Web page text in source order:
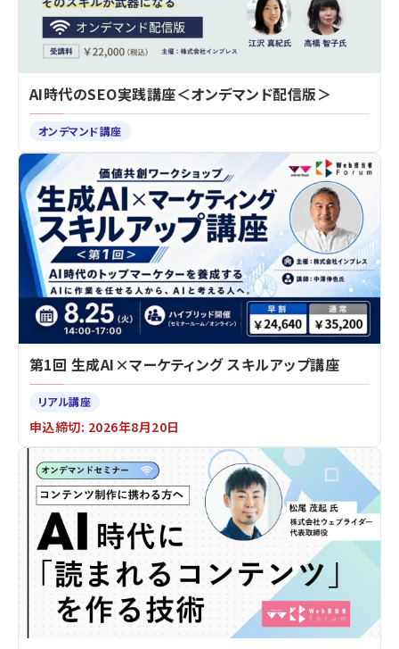
AI時代のSEO実践講座＜オンデマンド配信版＞
オンデマンド講座
第1回 生成AI×マーケティング スキルアップ講座
リアル講座
申込締切: 2026年8月20日